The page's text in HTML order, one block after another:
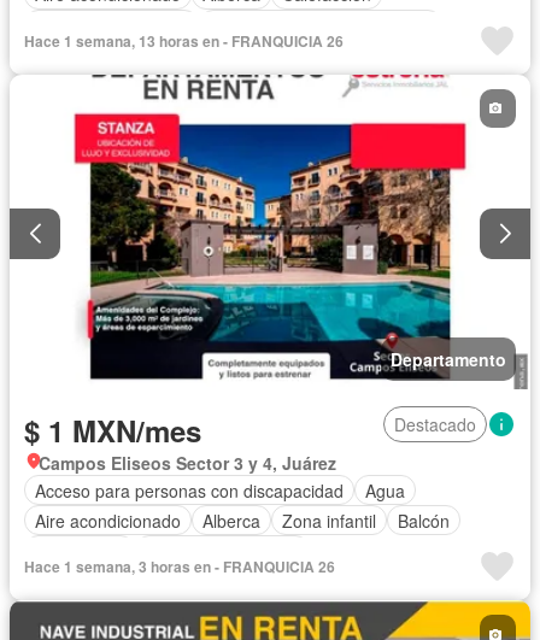
Cocina equipada
Cocina integral
Cuarto de servicio
Electricidad
Elevador Estacionamiento
Gas natural
Internet
Recámara con closet
Vista panorámica
Hace 1 semana, 13 horas en - FRANQUICIA 26
Departamento
$ 1 MXN/mes
Destacado
Campos Eliseos Sector 3 y 4, Juárez
Acceso para personas con discapacidad
Agua
Aire acondicionado
Alberca Zona infantil
Balcón
Circuito cerrado de televisión
Cocina equipada
Cocina integral
Cuarto de servicio
Electricidad
Hace 1 semana, 3 horas en - FRANQUICIA 26